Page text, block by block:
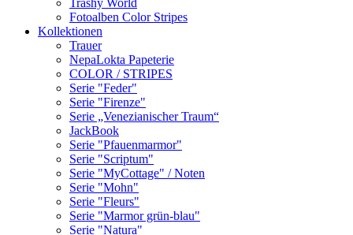
Trashy World
Fotoalben Color Stripes
Kollektionen
Trauer
NepaLokta Papeterie
COLOR / STRIPES
Serie "Feder"
Serie "Firenze"
Serie „Venezianischer Traum“
JackBook
Serie "Pfauenmarmor"
Serie "Scriptum"
Serie "MyCottage" / Noten
Serie "Mohn"
Serie "Fleurs"
Serie "Marmor grün-blau"
Serie "Natura"